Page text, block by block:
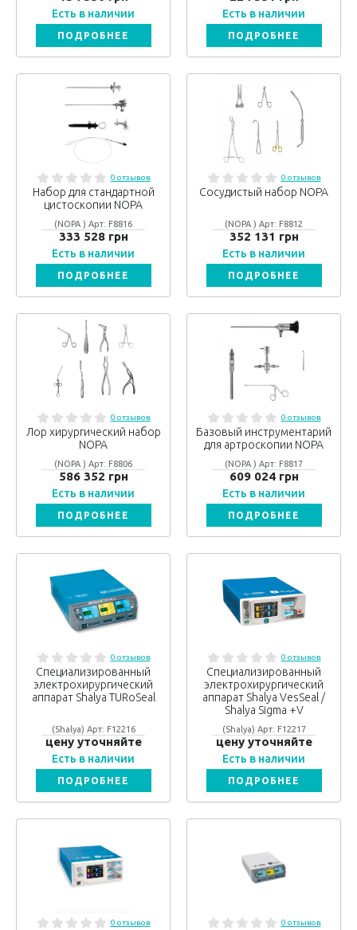
Есть в наличии
ПОДРОБНЕЕ
Есть в наличии
ПОДРОБНЕЕ
0 отзывов
Набор для стандартной
цистоскопии NOPA
(NOPA ) Арт: F8816
333 528 грн
Есть в наличии
ПОДРОБНЕЕ
0 отзывов
Сосудистый набор NOPA
(NOPA ) Арт: F8812
352 131 грн
Есть в наличии
ПОДРОБНЕЕ
0 отзывов
Лор хирургический набор
NOPA
(NOPA ) Арт: F8806
586 352 грн
Есть в наличии
ПОДРОБНЕЕ
0 отзывов
Базовый инструментарий
для артроскопии NOPA
(NOPA ) Арт: F8817
609 024 грн
Есть в наличии
ПОДРОБНЕЕ
0 отзывов
Специализированный
электрохирургический
аппарат Shalya TURoSeal
(Shalya) Арт: F12216
цену уточняйте
Есть в наличии
ПОДРОБНЕЕ
0 отзывов
Специализированный
электрохирургический
аппарат Shalya VesSeal /
Shalya Sigma +V
(Shalya) Арт: F12217
цену уточняйте
Есть в наличии
ПОДРОБНЕЕ
0 отзывов 0 отзывов